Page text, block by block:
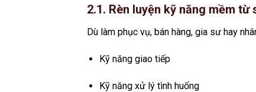
2.1. Rèn luyện kỹ năng mềm từ
Dù làm phục vụ, bán hàng, gia sư hay
Kỹ năng giao tiếp
Kỹ năng xử lý tình huống